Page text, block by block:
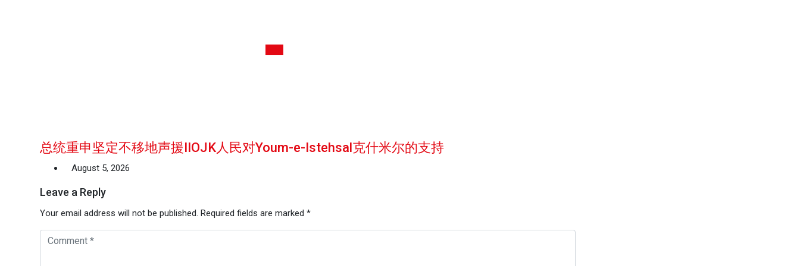
总统重申坚定不移地声援IIOJK人民对Youm-e-Istehsal克什米尔的支持
August 5, 2026
Leave a Reply
Your email address will not be published. Required fields are marked *